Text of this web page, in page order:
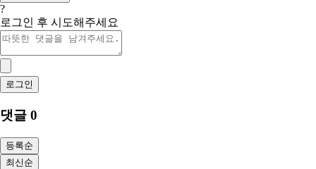
?
로그인 후 시도해주세요
로그인
댓글 0
등록순
최신순